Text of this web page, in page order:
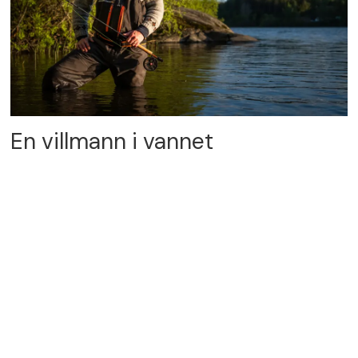
En villmann i vannet